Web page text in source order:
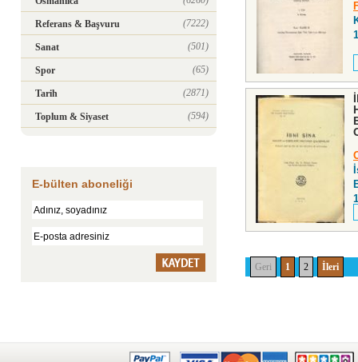
Referans & Başvuru (7222)
Sanat (501)
Spor (65)
Tarih (2871)
Toplum & Siyaset (594)
E-bülten aboneliği
Geri 1 2 İleri